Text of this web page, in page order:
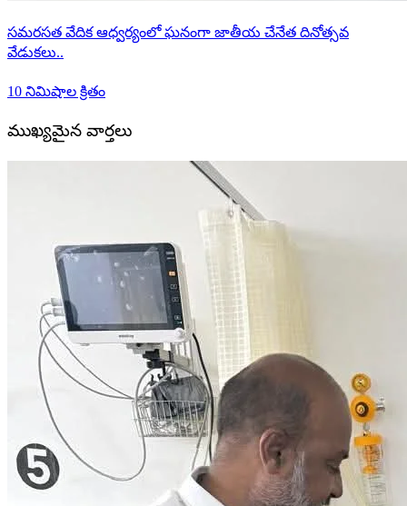
సమరసత వేదిక ఆధ్వర్యంలో ఘనంగా జాతీయ చేనేత దినోత్సవ
వేడుకలు..
10 నిమిషాల క్రితం
ముఖ్యమైన వార్తలు